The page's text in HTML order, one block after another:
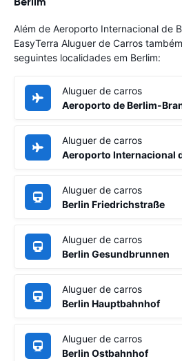
Além de Aeroporto Internacional de
EasyTerra Aluguer de Carros
seguintes localidades em Berlim:
Aluguer de carros
Aeroporto de Berlim-
Aluguer de carros
Aeroporto Internacional
Aluguer de carros
Berlin Friedrichstraße
Aluguer de carros
Berlin Gesundbrunnen
Aluguer de carros
Berlin Hauptbahnhof
Aluguer de carros
Berlin Ostbahnhof